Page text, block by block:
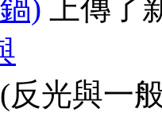
) 上傳了
反光與一